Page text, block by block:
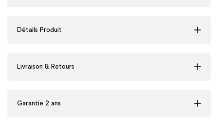
Détails Produit
Livraison & Retours
Garantie 2 ans